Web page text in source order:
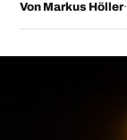
Von Markus Höller·